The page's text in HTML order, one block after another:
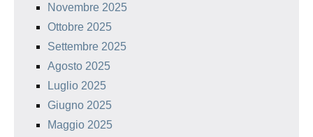
Novembre 2025
Ottobre 2025
Settembre 2025
Agosto 2025
Luglio 2025
Giugno 2025
Maggio 2025